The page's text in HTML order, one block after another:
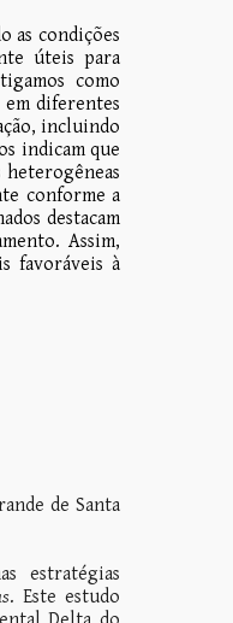
as condições
úteis para
como
diferentes
incluindo
indicam que
heterogêneas
conforme a
destacam
Assim,
favoráveis à
de Santa
estratégias
. Este estudo